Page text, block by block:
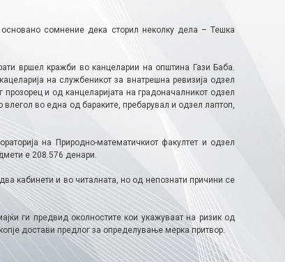
сомнение дека сторил неколку дела – Тешка
вршел кражби во канцеларии на општина Гази Баба.
на службеникот за внатрешна ревизија одзел
и од канцеларијата на градоначалникот одзел
во една од бараките, пребарувал и одзел лаптоп,
на Природно-математичкиот факултет и одзел
е 208.576 денари.
кабинети и во читалната, но од непознати причини се
ги предвид околностите кои укажуваат на ризик од
достави предлог за определување мерка притвор.